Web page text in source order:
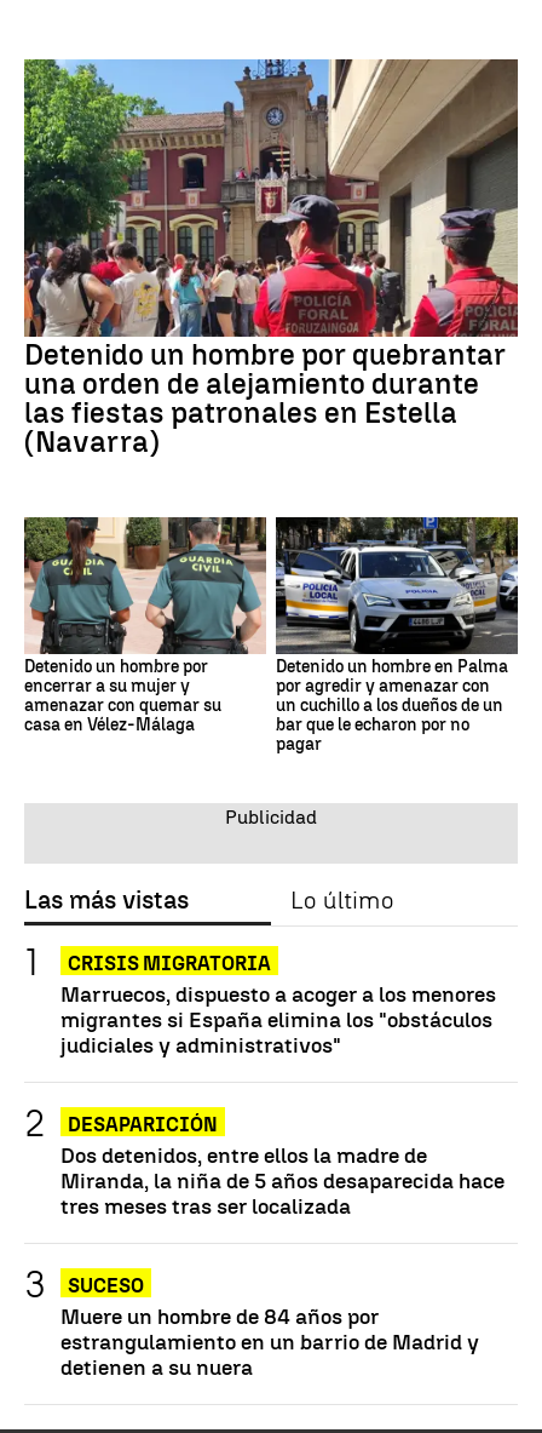
Detenido un hombre por quebrantar
una orden de alejamiento durante
las fiestas patronales en Estella
(Navarra)
Detenido un hombre por
encerrar a su mujer y
amenazar con quemar su
casa en Vélez-Málaga
Detenido un hombre en Palma
por agredir y amenazar con
un cuchillo a los dueños de un
bar que le echaron por no
pagar
Las más vistas Lo último
CRISIS MIGRATORIA
Marruecos, dispuesto a acoger a los menores
migrantes si España elimina los "obstáculos
judiciales y administrativos"
DESAPARICIÓN
Dos detenidos, entre ellos la madre de
Miranda, la niña de 5 años desaparecida hace
tres meses tras ser localizada
SUCESO
Muere un hombre de 84 años por
estrangulamiento en un barrio de Madrid y
detienen a su nuera